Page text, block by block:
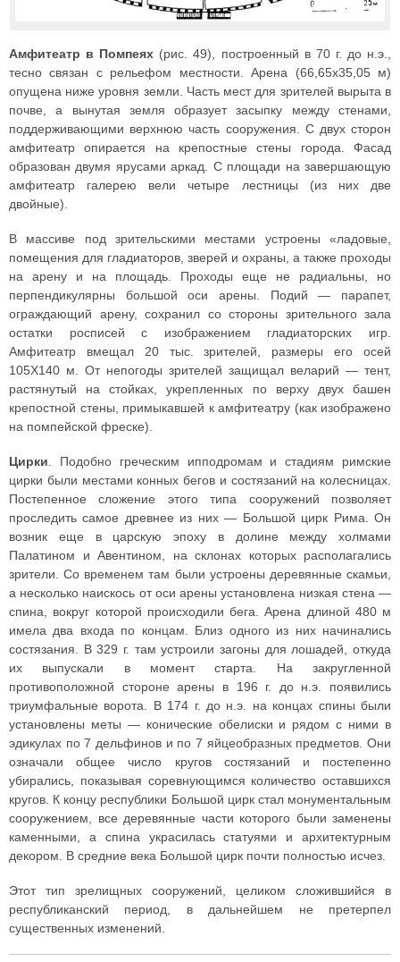
Амфитеатр в Помпеях (рис. 49), построенный в 70 г. до н.э.,
тесно связан с рельефом местности. Арена (66,65x35,05 м)
опущена ниже уровня земли. Часть мест для зрителей вырыта в
почве, а вынутая земля образует засыпку между стенами,
поддерживающими верхнюю часть сооружения. С двух сторон
амфитеатр опирается на крепостные стены города. Фасад
образован двумя ярусами аркад. С площади на завершающую
амфитеатр галерею вели четыре лестницы (из них две
двойные).
В массиве под зрительскими местами устроены «ладовые,
помещения для гладиаторов, зверей и охраны, а также проходы
на арену и на площадь. Проходы еще не радиальны, но
перпендикулярны большой оси арены. Подий — парапет,
ограждающий арену, сохранил со стороны зрительного зала
остатки росписей с изображением гладиаторских игр.
Амфитеатр вмещал 20 тыс. зрителей, размеры его осей
105X140 м. От непогоды зрителей защищал веларий — тент,
растянутый на стойках, укрепленных по верху двух башен
крепостной стены, примыкавшей к амфитеатру (как изображено
на помпейской фреске).
Цирки . Подобно греческим ипподромам и стадиям римские
цирки были местами конных бегов и состязаний на колесницах.
Постепенное сложение этого типа сооружений позволяет
проследить самое древнее из них — Большой цирк Рима. Он
возник еще в царскую эпоху в долине между холмами
Палатином и Авентином, на склонах которых располагались
зрители. Со временем там были устроены деревянные скамьи,
а несколько наискось от оси арены установлена низкая стена —
спина, вокруг которой происходили бега. Арена длиной 480 м
имела два входа по концам. Близ одного из них начинались
состязания. В 329 г. там устроили загоны для лошадей, откуда
их выпускали в момент старта. На закругленной
противоположной стороне арены в 196 г. до н.э. появились
триумфальные ворота. В 174 г. до н.э. на концах спины были
установлены меты — конические обелиски и рядом с ними в
эдикулах по 7 дельфинов и по 7 яйцеобразных предметов. Они
означали общее число кругов состязаний и постепенно
убирались, показывая соревнующимся количество оставшихся
кругов. К концу республики Большой цирк стал монументальным
сооружением, все деревянные части которого были заменены
каменными, а спина украсилась статуями и архитектурным
декором. В средние века Большой цирк почти полностью исчез.
Этот тип зрелищных сооружений, целиком сложившийся в
республиканский период, в дальнейшем не претерпел
существенных изменений.